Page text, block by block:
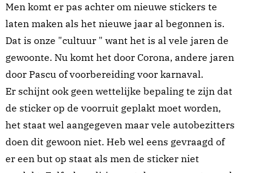
Men komt er pas achter om nieuwe stickers te
laten maken als het nieuwe jaar al begonnen is.
Dat is onze "cultuur " want het is al vele jaren de
gewoonte. Nu komt het door Corona, andere jaren
door Pascu of voorbereiding voor karnaval.
Er schijnt ook geen wettelijke bepaling te zijn dat
de sticker op de voorruit geplakt moet worden,
het staat wel aangegeven maar vele autobezitters
doen dit gewoon niet. Heb wel eens gevraagd of
er een but op staat als men de sticker niet